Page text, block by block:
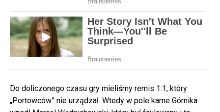
Do doliczonego czasu gry mieliśmy remis 1:1, który
„Portowców” nie urządzał. Wtedy w pole karne Górnika